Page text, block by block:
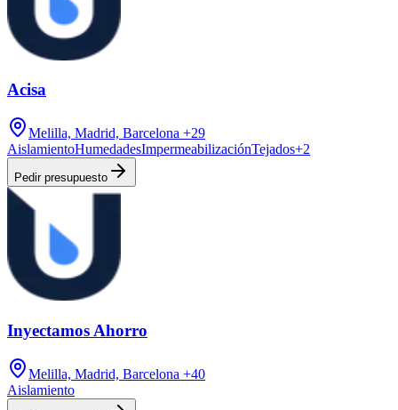
Acisa
Melilla, Madrid, Barcelona +29
AislamientoHumedadesImpermeabilizaciónTejados+2
Pedir presupuesto
Inyectamos Ahorro
Melilla, Madrid, Barcelona +40
Aislamiento